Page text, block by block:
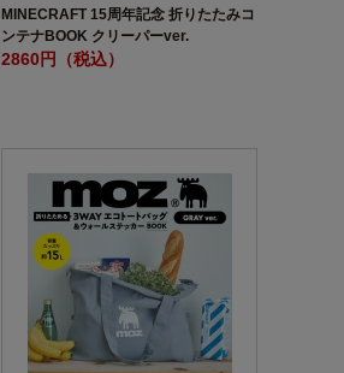
MINECRAFT 15周年記念 折りたたみコ
ンテナBOOK クリーパーver.
2860円（税込）